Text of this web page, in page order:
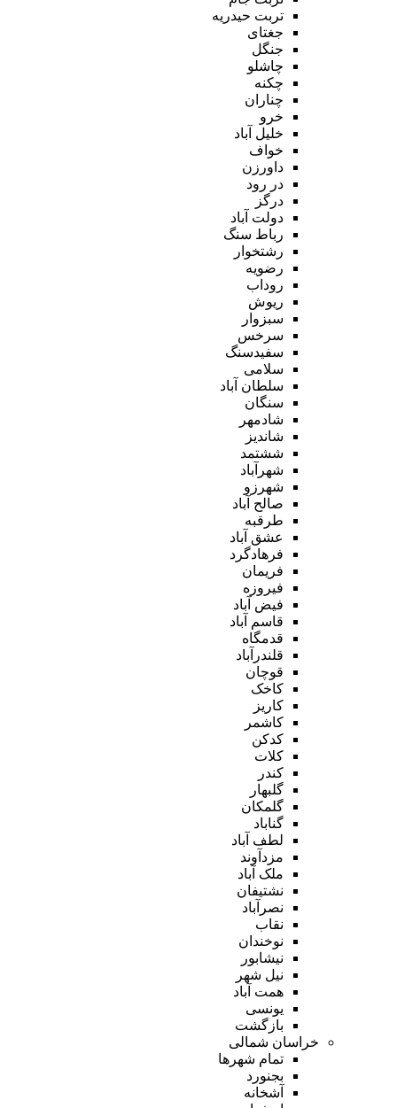
تربت حیدریه
جغتای
جنگل
چاشلو
چکنه
چناران
خرو
خلیل آباد
خواف
داورزن
در رود
درگز
دولت آباد
رباط سنگ
رشتخوار
رضویه
روداب
ریوش
سبزوار
سرخس
سفیدسنگ
سلامی
سلطان آباد
سنگان
شادمهر
شاندیز
ششتمد
شهرآباد
شهرزو
صالح آباد
طرقبه
عشق آباد
فرهادگرد
فریمان
فیروزه
فیض آباد
قاسم آباد
قدمگاه
قلندرآباد
قوچان
کاخک
کاریز
کاشمر
کدکن
کلات
کندر
گلبهار
گلمکان
گناباد
لطف آباد
مزدآوند
ملک آباد
نشتیفان
نصرآباد
نقاب
نوخندان
نیشابور
نیل شهر
همت آباد
یونسی
بازگشت
خراسان شمالی
تمام شهر‌ها
بجنورد
آشخانه